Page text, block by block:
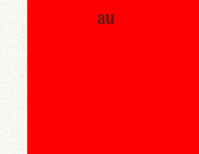
au